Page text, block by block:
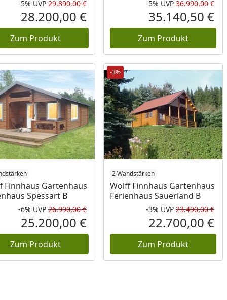
Preis
Rabatt in Prozent
-5%
Ursprünglicher Preis
UVP 29.890,00 €
Aktueller Preis
28.200,00 €
Zum Produkt
-5% UVP 36.990,00 €
35.140,50 €
Zum Produkt
Preis
Finnhaus Gartenhaus
Spessart B
Rabatt in Prozent
-6%
Ursprünglicher Preis
UVP 26.990,00 €
Aktueller Preis
25.200,00 €
Zum Produkt
-3%
2 Wandstärken
Wolff Finnhaus Gartenhaus
Ferienhaus Sauerland B
-3% UVP 23.490,00 €
22.700,00 €
Zum Produkt